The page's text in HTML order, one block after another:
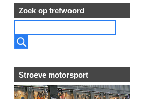
Zoek op trefwoord
Stroeve motorsport